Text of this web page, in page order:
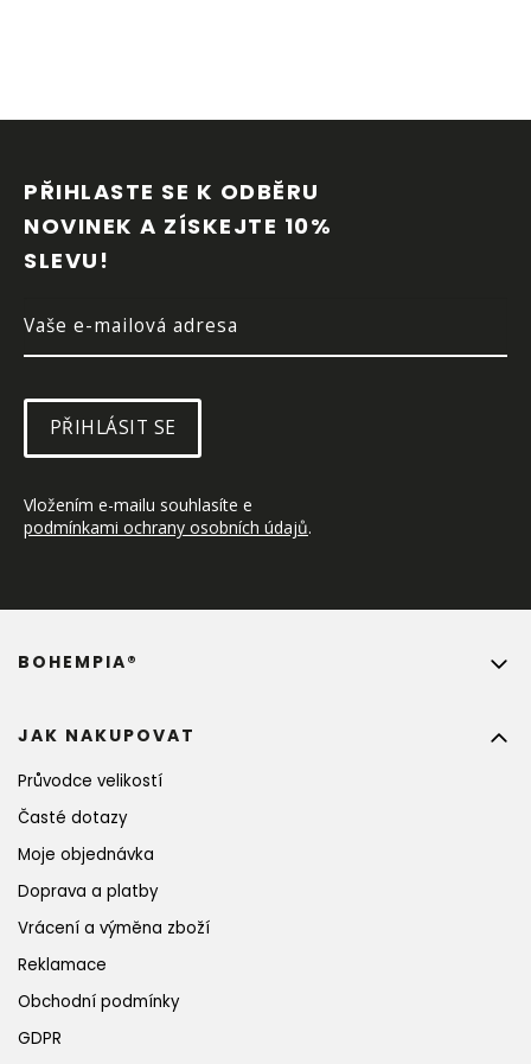
PŘIHLASTE SE K ODBĚRU
NOVINEK A ZÍSKEJTE 10%
SLEVU!
PŘIHLÁSIT SE
Vložením e-mailu souhlasíte e
podmínkami ochrany osobních údajů.
JAK NAKUPOVAT
Průvodce velikostí
Časté dotazy
Moje objednávka
Doprava a platby
Vrácení a výměna zboží
Reklamace
Obchodní podmínky
GDPR
BOHEMPIA®